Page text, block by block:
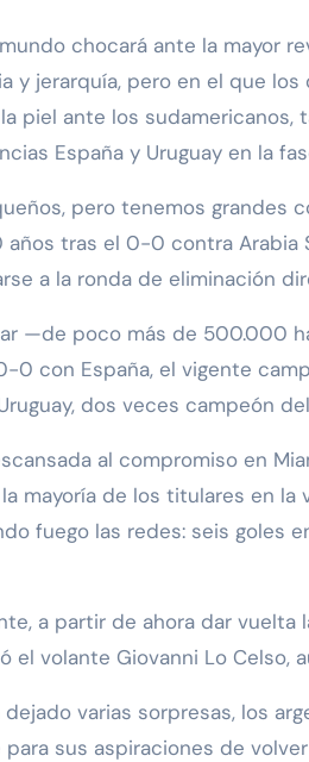
chocará ante la mayor
y jerarquía, pero en el que
piel ante los
España y Uruguay en la
pero tenemos grandes
tras el 0-0 contra Arabia
a la ronda de eliminación
—de poco más de 500.000
0 con España, el vigente
dos veces campeón
al compromiso en
mayoría de los titulares en
fuego las redes: seis goles
a partir de ahora dar
el volante Giovanni Lo Celso,
varias sorpresas, los
sus aspiraciones de